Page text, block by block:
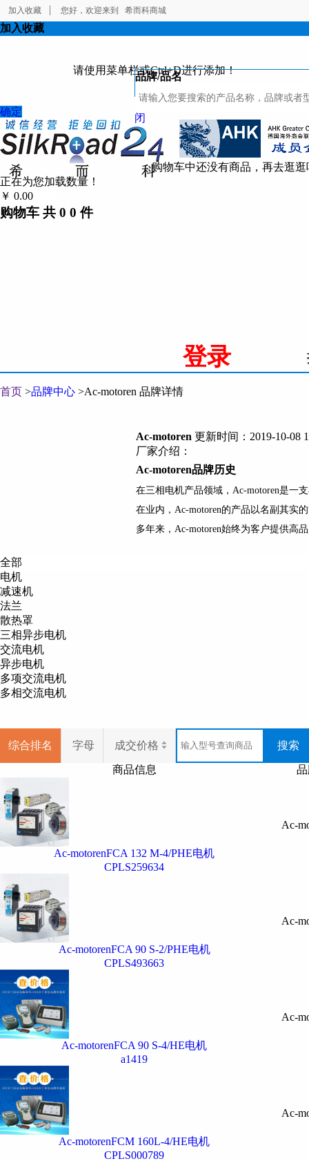
加入收藏 您好，欢迎来到 希而科商城
加入收藏
请使用菜单栏或Ctrl+D进行添加！
确定
购物车中还没有商品，再去逛逛
正在为您加载数量！
￥ 0.00
购物车 共 0 0 件
品牌/品名
闭
登录
首页 >品牌中心 >Ac-motoren 品牌详情
Ac-motoren 更新时间：2019-10-08
厂家介绍：
Ac-motoren品牌历史
在三相电机产品领域， Ac-motoren是一
在业内， Ac-motoren的产品以名副其实
多年来， Ac-motoren始终为客户提供高
全部
电机
减速机
法兰
散热罩
三相异步电机
交流电机
异步电机
多项交流电机
多相交流电机
综合排名 字母 成交价格 搜索
商品信息
Ac-motorenFCA 132 M-4/PHE电机
CPLS259634
Ac-
Ac-motorenFCA 90 S-2/PHE电机
CPLS493663
Ac-
Ac-motorenFCA 90 S-4/HE电机
a1419
Ac-
Ac-motorenFCM 160L-4/HE电机
CPLS000789
Ac-